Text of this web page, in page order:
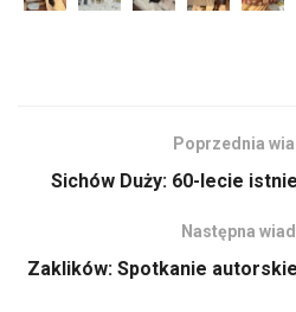
Poprzednia
Sichów Duży: 60-lecie
Następna
Zaklików: Spotkanie